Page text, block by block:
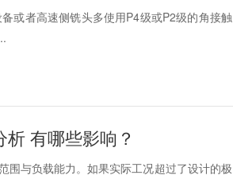
或者高速侧铣头多使用P4级或P2级的角接触
有哪些影响？
围与负载能力。如果实际工况超过了设计的极